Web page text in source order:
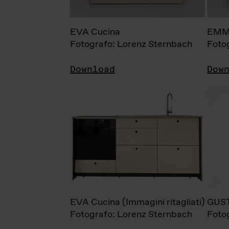
EVA Cucina
Fotografo: Lorenz Sternbach
Download
EVA Cucina (Immagini ritagliati)
Fotografo: Lorenz Sternbach